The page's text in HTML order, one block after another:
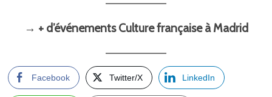
→ + d’événements Culture française à Madrid
Facebook Twitter/X LinkedIn